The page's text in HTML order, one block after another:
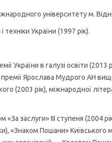
університету м.
техніки України (1997 рік).
України в галузі освіти (2013
премії Ярослава Мудрого АН
(2003 рік), міжнародної
заслуги» III ступеня (2004
«Знаком Пошани»